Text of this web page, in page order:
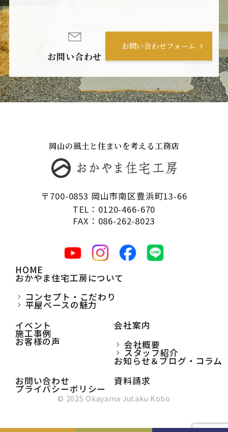
お問い合わせ
お問い合わせフォーム
岡山の風土と住まいを考える工務店
〒700-0853 岡山市南区豊浜町13-66
TEL：0120-466-670
FAX：086-262-8023
HOME
おかやま住宅工房について
コンセプト・こだわり
平屋ベースの魅力
イベント
施工事例
お客様の声
会社案内
会社概要
スタッフ紹介
お知らせ＆ブログ・コラム
お問い合わせ
資料請求
プライバシーポリシー
© 2025 Okayama Jutaku Kobo